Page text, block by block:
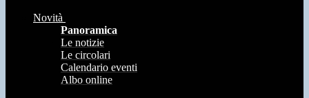
Novità
Panoramica
Le notizie
Le circolari
Calendario eventi
Albo online